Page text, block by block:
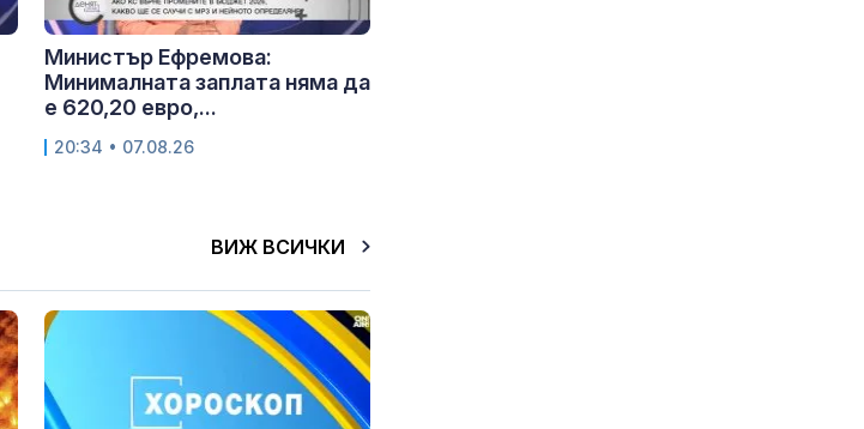
Министър Ефремова:
Минималната заплата няма да
е 620,20 евро,...
20:34 • 07.08.26
ВИЖ ВСИЧКИ